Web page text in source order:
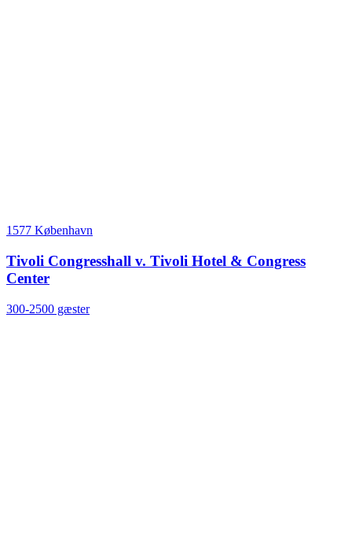
1577 København
Tivoli Congresshall v. Tivoli Hotel & Congress
Center
300-2500 gæster